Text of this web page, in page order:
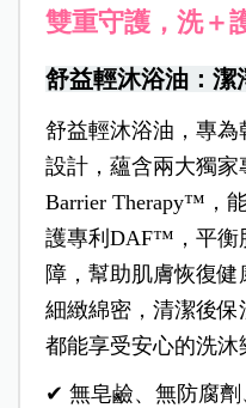
雙重守護，洗＋
舒益輕沐浴油：潔
舒益輕沐浴油，專
設計，蘊含兩大獨
Barrier Therapy™，
護專利DAF™，平衡
障，幫助肌膚恢復
細緻綿密，清潔後保
都能享受安心的洗沐
✔ 無皂鹼、無防腐